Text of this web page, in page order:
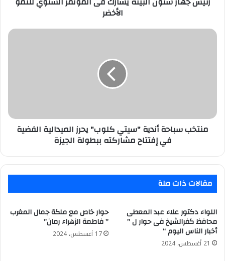
الأخضر
منتخب
في
إفتتاح
الجيزة
منتخب سباحة أندية "سيتي كلوب" يحرز الميدالية الفضية
في إفتتاح مشاركته ببطولة الجيزة
مقالات ذات صلة
اللواء دكتور علاء عبد المعطى
محافظ كفرالشيخ فى حوار ل ”
أخبار الناس اليوم “
21 أغسطس، 2024
حوار خاص مع ملكة جمال المغرب
” فاطمة الزهراء رمان”
17 أغسطس، 2024